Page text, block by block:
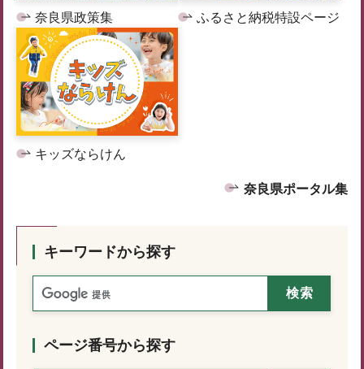
奈良県政策集 ふるさと納税特設ページ
キッズならけん
奈良県ポータル集
キーワードから探す
ページ番号から探す